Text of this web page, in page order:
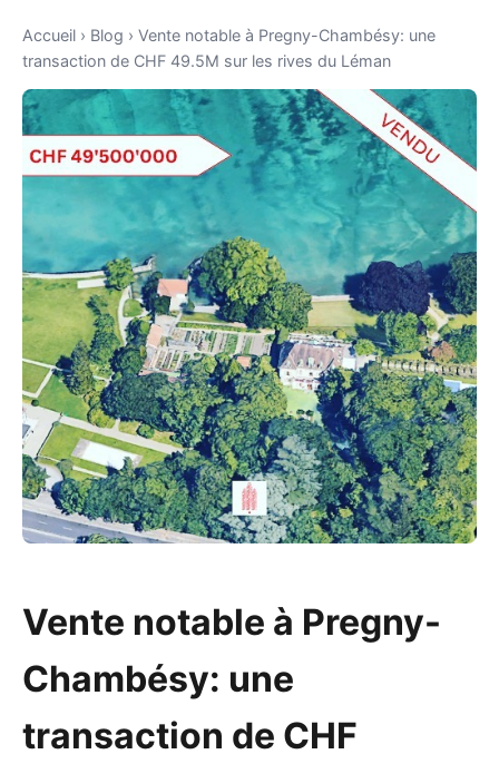
Accueil › Blog › Vente notable à Pregny-Chambésy: une
transaction de CHF 49.5M sur les rives du Léman
Vente notable à Pregny-
Chambésy: une
transaction de CHF